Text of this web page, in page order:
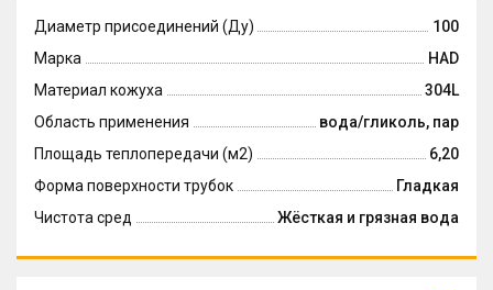
Диаметр присоединений (Ду)
100
Марка
HAD
Материал кожуха
304L
Область применения
вода/гликоль, пар
Площадь теплопередачи (м2)
6,20
Форма поверхности трубок
Гладкая
Чистота сред
Жёсткая и грязная вода